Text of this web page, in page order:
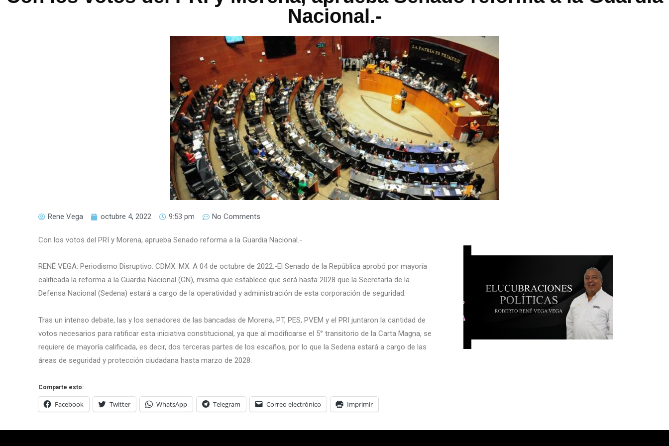
Nacional.-
Rene Vega octubre 4, 2022 9:53 pm No Comments
Con los votos del PRI y Morena, aprueba Senado reforma a la Guardia Nacional.-
RENÉ VEGA: Periodismo Disruptivo. CDMX. MX. A 04 de octubre de 2022.-El Senado de la República aprobó por mayoría
calificada la reforma a la Guardia Nacional (GN), misma que establece que será hasta 2028 que la Secretaría de la
Defensa Nacional (Sedena) estará a cargo de la operatividad y administración de esta corporación de seguridad.
Tras un intenso debate, las y los senadores de las bancadas de Morena, PT, PES, PVEM y el PRI juntaron la cantidad de
votos necesarios para ratificar esta iniciativa constitucional, ya que al modificarse el 5° transitorio de la Carta Magna, se
requiere de mayoría calificada, es decir, dos terceras partes de los escaños, por lo que la Sedena estará a cargo de las
áreas de seguridad y protección ciudadana hasta marzo de 2028.
Comparte esto:
Facebook Twitter WhatsApp Telegram Correo electrónico Imprimir